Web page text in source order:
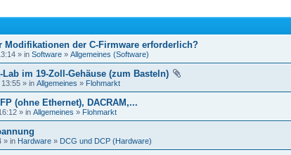
Modifikationen der C-Firmware erforderlich?
» in Software » Allgemeines (Software)
im 19-Zoll-Gehäuse (zum Basteln)
» in Allgemeines » Flohmarkt
(ohne Ethernet), DACRAM,...
» in Allgemeines » Flohmarkt
» in Hardware » DCG und DCP (Hardware)